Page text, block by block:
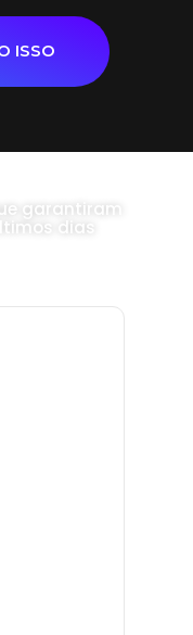
ISSO
garantiram
dias